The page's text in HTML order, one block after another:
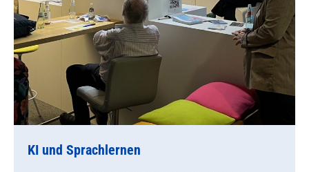
KI und Sprachlernen